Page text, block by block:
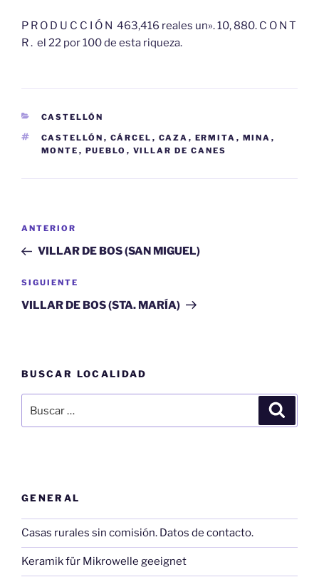
P R O D U C C I Ó N 463,416 reales un». 10, 880. C O N T
R . el 22 por 100 de esta riqueza.
CATEGORÍAS
CASTELLÓN
ETIQUETAS
CASTELLÓN , CÁRCEL , CAZA , ERMITA , MINA ,
MONTE , PUEBLO , VILLAR DE CANES
Navegación
entradas
Entrada
anterior:
ANTERIOR
VILLAR DE BOS (SAN MIGUEL)
Siguiente
entrada
SIGUIENTE
VILLAR DE BOS (STA. MARÍA)
BUSCAR LOCALIDAD
por:
GENERAL
Casas rurales sin comisión. Datos de contacto.
Keramik für Mikrowelle geeignet